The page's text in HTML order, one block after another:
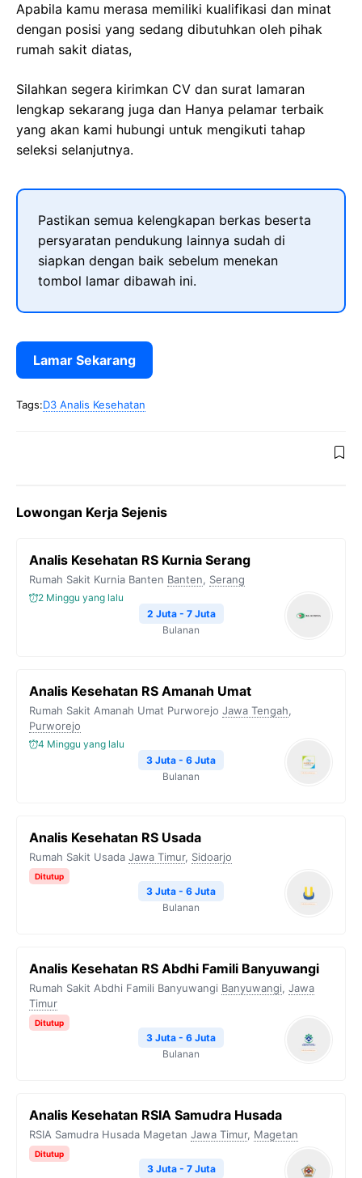
Apabila kamu merasa memiliki kualifikasi dan minat
dengan posisi yang sedang dibutuhkan oleh pihak
rumah sakit diatas,
Silahkan segera kirimkan CV dan surat lamaran
lengkap sekarang juga dan Hanya pelamar terbaik
yang akan kami hubungi untuk mengikuti tahap
seleksi selanjutnya.
Pastikan semua kelengkapan berkas beserta
persyaratan pendukung lainnya sudah di
siapkan dengan baik sebelum menekan
tombol lamar dibawah ini.
Lamar Sekarang
Tags:D3 Analis Kesehatan
Lowongan Kerja Sejenis
Analis Kesehatan RS Kurnia Serang
Rumah Sakit Kurnia Banten Banten, Serang
2 Minggu yang lalu
2 Juta - 7 Juta
Bulanan
Analis Kesehatan RS Amanah Umat
Rumah Sakit Amanah Umat Purworejo Jawa Tengah,
Purworejo
4 Minggu yang lalu
3 Juta - 6 Juta
Bulanan
Analis Kesehatan RS Usada
Rumah Sakit Usada Jawa Timur, Sidoarjo
Ditutup
3 Juta - 6 Juta
Bulanan
Analis Kesehatan RS Abdhi Famili Banyuwangi
Rumah Sakit Abdhi Famili Banyuwangi Banyuwangi, Jawa
Timur
Ditutup
3 Juta - 6 Juta
Bulanan
Analis Kesehatan RSIA Samudra Husada
RSIA Samudra Husada Magetan Jawa Timur, Magetan
Ditutup
3 Juta - 7 Juta